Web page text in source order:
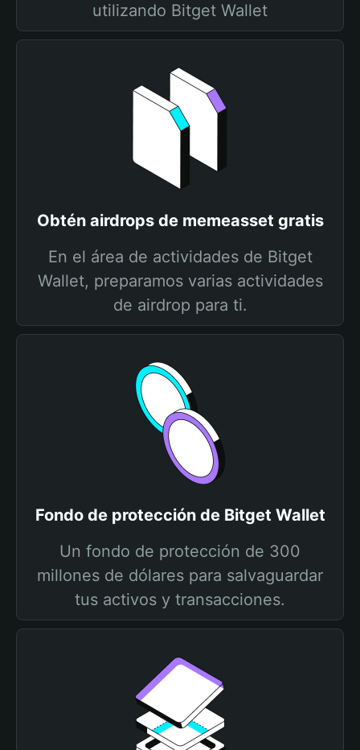
utilizando Bitget Wallet
Obtén airdrops de memeasset gratis
En el área de actividades de Bitget
Wallet, preparamos varias actividades
de airdrop para ti.
Fondo de protección de Bitget Wallet
Un fondo de protección de 300
millones de dólares para salvaguardar
tus activos y transacciones.